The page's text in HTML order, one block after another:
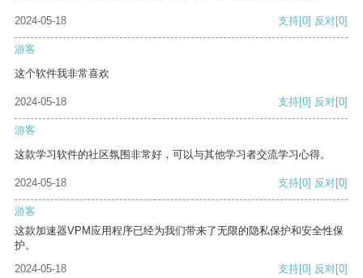
2024-05-18 支持[0] 反对[0]
游客
这个软件我非常喜欢
2024-05-18 支持[0] 反对[0]
游客
这款学习软件的社区氛围非常好，可以与其他学习者交流学习心得。
2024-05-18 支持[0] 反对[0]
游客
这款加速器VPM应用程序已经为我们带来了无限的隐私保护和安全性保
护。
2024-05-18
支持[0] 反对[0]